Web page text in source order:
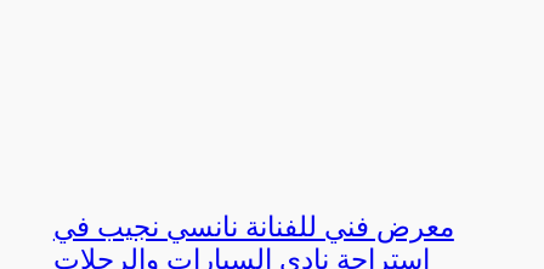
معرض فني للفنانة نانسي نجيب في
استراحة نادي السيارات والرحلات